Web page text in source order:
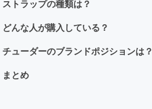
ストラップの種類は？
どんな人が購入している？
チューダーのブランドポジションは？
まとめ